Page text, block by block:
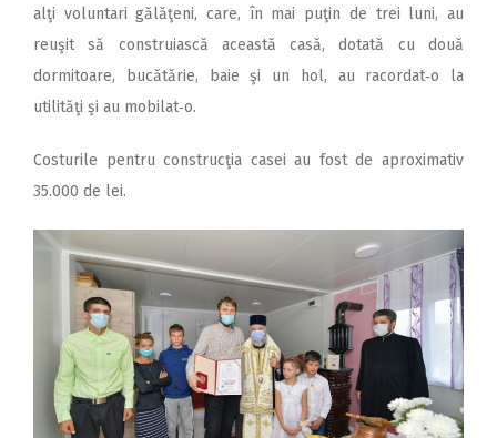
alţi voluntari gălăţeni, care, în mai puţin de trei luni, au
reuşit să construiască această casă, dotată cu două
dormitoare, bucătărie, baie şi un hol, au racordat‑o la
utilităţi şi au mobilat‑o.
Costurile pentru construcţia casei au fost de aproximativ
35.000 de lei.